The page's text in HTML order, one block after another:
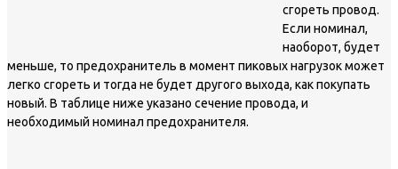
сгореть провод.
Если номинал,
наоборот, будет
меньше, то предохранитель в момент пиковых нагрузок может
легко сгореть и тогда не будет другого выхода, как покупать
новый. В таблице ниже указано сечение провода, и
необходимый номинал предохранителя.